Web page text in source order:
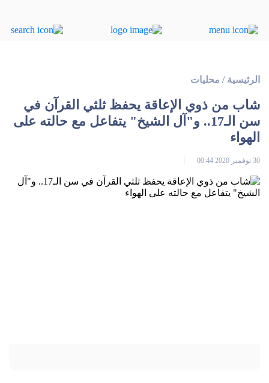
الرئيسية / محليات
شاب من ذوي الإعاقة يحفظ ثلثي القرآن في
سن الـ17.. و"آل الشيخ" يتفاعل مع حالته على
الهواء
30 نوفمبر 2020 00:44